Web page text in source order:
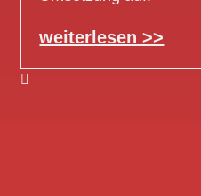
weiterlesen >>